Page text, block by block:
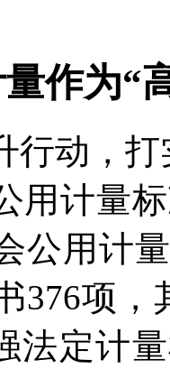
作为“
动，打
用计量
公用计
376项
法定计